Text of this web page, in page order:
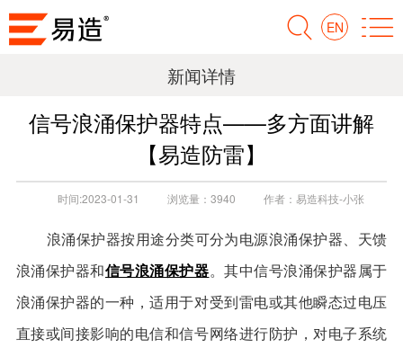
EN
新闻详情
信号浪涌保护器特点——多方面讲解
【易造防雷】
时间:2023-01-31 浏览量： 3940 作者： 易造科技-小张
浪涌保护器按用途分类可分为电源浪涌保护器、天馈
浪涌保护器和信号浪涌保护器。其中信号浪涌保护器属于
浪涌保护器的一种，适用于对受到雷电或其他瞬态过电压
直接或间接影响的电信和信号网络进行防护，对电子系统